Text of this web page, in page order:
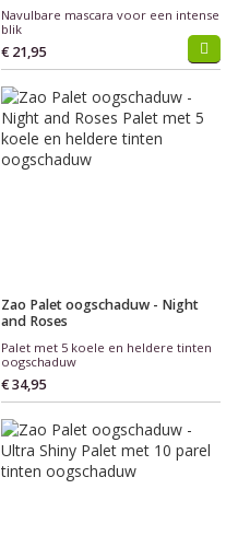
Navulbare mascara voor een intense
blik
€ 21,95
Zao Palet oogschaduw - Night
and Roses
Palet met 5 koele en heldere tinten
oogschaduw
€ 34,95